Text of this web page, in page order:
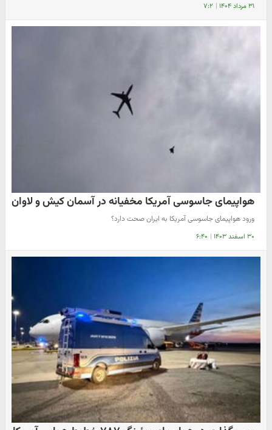
۳۱ مرداد ۱۴۰۴ | ۷:۲
هواپیمای جاسوسی آمریکا مخفیانه در آسمان کیش و لاوان
ورود هواپیمای جاسوسی آمریکا به ایران صحت دارد؟
۳۰ اسفند ۱۴۰۳ | ۶:۴۰